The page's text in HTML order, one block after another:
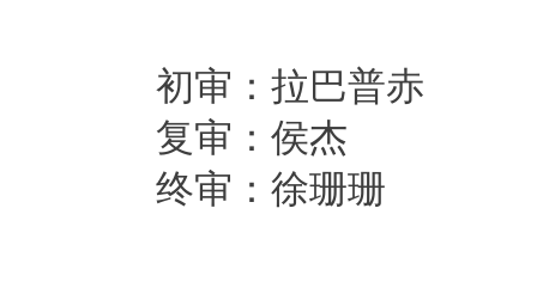
初审：拉巴普赤
复审：侯杰
终审：徐珊珊